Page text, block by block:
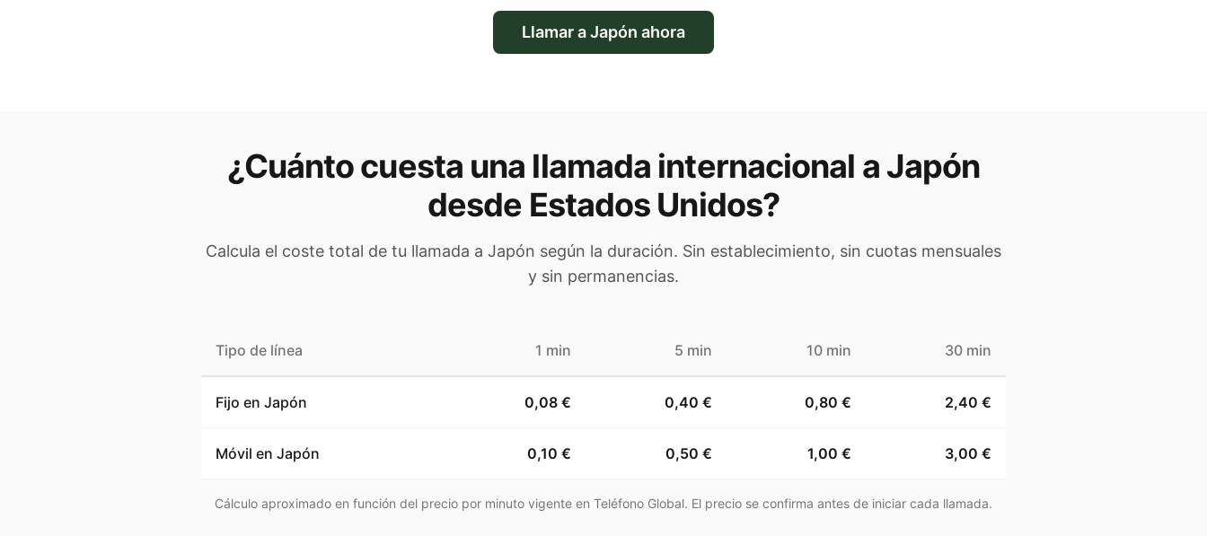
Llamar aJapón ahora
¿Cuánto cuesta una llamada internacional a Japón
desde Estados Unidos?
Calcula el coste total de tu llamada a Japón según la duración. Sin establecimiento, sin cuotas mensuales
y sin permanencias.
Tipo de línea 1 min 5 min 10 min 30 min
Fijo en Japón 0,08 € 0,40 € 0,80 € 2,40 €
Móvil en Japón 0,10 € 0,50 € 1,00 € 3,00 €
Cálculo aproximado en función del precio por minuto vigente en Teléfono Global. El precio se confirma antes de iniciar cada llamada.